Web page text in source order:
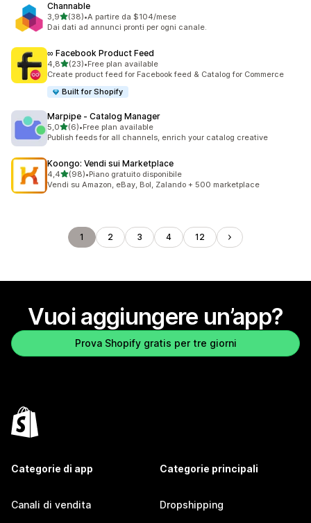
Channable
3,9stelle su 5
(38)
38 recensioni totali
•A partire da $104/mese
Dai dati ad annunci pronti per ogni canale.
∞ Facebook Product Feed
4,8stelle su 5
(23)
23 recensioni totali
•Free plan available
Create product feed for Facebook feed & Catalog for Commerce
Built for Shopify
Marpipe ‑ Catalog Manager
5,0stelle su 5
(6)
6 recensioni totali
•Free plan available
Publish feeds for all channels, enrich your catalog creative
Koongo: Vendi sui Marketplace
4,4stelle su 5
(98)
98 recensioni totali
•Piano gratuito disponibile
Vendi su Amazon, eBay, Bol, Zalando + 500 marketplace
1 2 3 4 12
Vuoi aggiungere un’app?
Prova Shopify gratis per tre giorni
Categorie di app
Canali di vendita
Categorie principali
Dropshipping